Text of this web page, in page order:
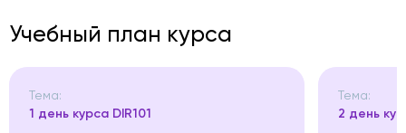
Учебный план курса
Тема:
1 день курса DIR101
Тема:
2 день